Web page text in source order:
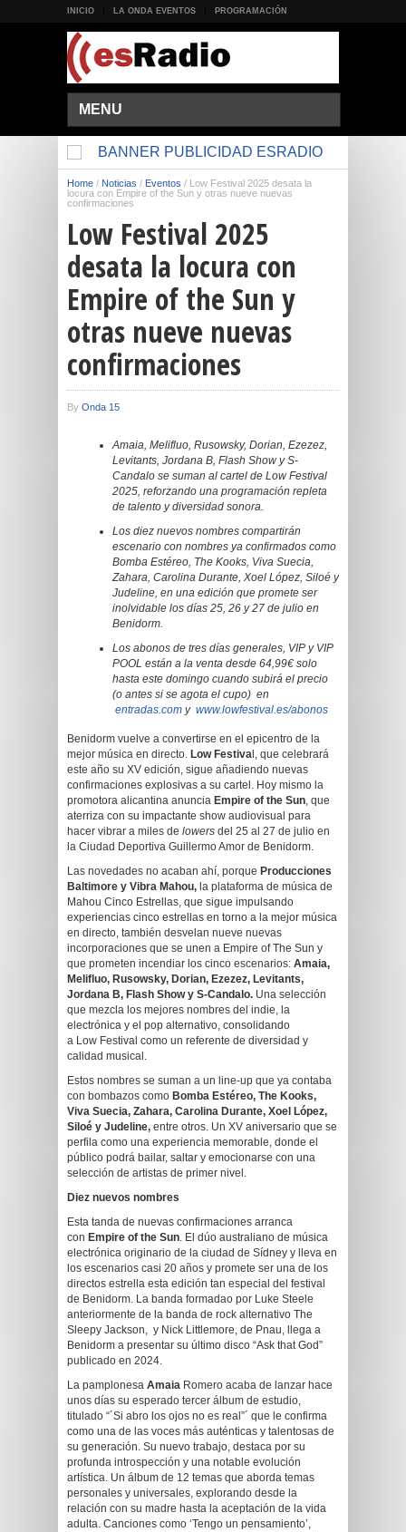
INICIO LA ONDA EVENTOS PROGRAMACIÓN
MENU
Home / Noticias / Eventos / Low Festival 2025 desata la
locura con Empire of the Sun y otras nueve nuevas
confirmaciones
Low Festival 2025
desata la locura con
Empire of the Sun y
otras nueve nuevas
confirmaciones
By Onda 15
Amaia, Melifluo, Rusowsky, Dorian, Ezezez,
Levitants, Jordana B, Flash Show y S-
Candalo se suman al cartel de Low Festival
2025, reforzando una programación repleta
de talento y diversidad sonora.
Los diez nuevos nombres compartirán
escenario con nombres ya confirmados como
Bomba Estéreo, The Kooks, Viva Suecia,
Zahara, Carolina Durante, Xoel López, Siloé y
Judeline, en una edición que promete ser
inolvidable los días 25, 26 y 27 de julio en
Benidorm.
Los abonos de tres días generales, VIP y VIP
POOL están a la venta desde 64,99€ solo
hasta este domingo cuando subirá el precio
(o antes si se agota el cupo) en
entradas.com y www.lowfestival.es/abonos
Benidorm vuelve a convertirse en el epicentro de la
mejor música en directo. Low Festiva l, que celebrará
este año su XV edición, sigue añadiendo nuevas
confirmaciones explosivas a su cartel. Hoy mismo la
promotora alicantina anuncia Empire of the Sun, que
aterriza con su impactante show audiovisual para
hacer vibrar a miles de lowers del 25 al 27 de julio en
la Ciudad Deportiva Guillermo Amor de Benidorm.
Las novedades no acaban ahí, porque Producciones
Baltimore y Vibra Mahou, la plataforma de música de
Mahou Cinco Estrellas, que sigue impulsando
experiencias cinco estrellas en torno a la mejor música
en directo, también desvelan nueve nuevas
incorporaciones que se unen a Empire of The Sun y
que prometen incendiar los cinco escenarios: Amaia,
Melifluo, Rusowsky, Dorian, Ezezez, Levitants,
Jordana B, Flash Show y S-Candalo. Una selección
que mezcla los mejores nombres del indie, la
electrónica y el pop alternativo, consolidando
a Low Festival como un referente de diversidad y
calidad musical.
Estos nombres se suman a un line-up que ya contaba
con bombazos como Bomba Estéreo, The Kooks,
Viva Suecia, Zahara, Carolina Durante, Xoel López,
Siloé y Judeline, entre otros. Un XV aniversario que se
perfila como una experiencia memorable, donde el
público podrá bailar, saltar y emocionarse con una
selección de artistas de primer nivel.
Diez nuevos nombres
Esta tanda de nuevas confirmaciones arranca
con Empire of the Sun. El dúo australiano de música
electrónica originario de la ciudad de Sídney y lleva en
los escenarios casi 20 años y promete ser una de los
directos estrella esta edición tan especial del festival
de Benidorm. La banda formadao por Luke Steele
anteriormente de la banda de rock alternativo The
Sleepy Jackson, ⁣ y Nick Littlemore, de Pnau, llega a
Benidorm a presentar su último disco “Ask that God”
publicado en 2024.
La pamplonesa Amaia Romero acaba de lanzar hace
unos días su esperado tercer álbum de estudio,
titulado “´Si abro los ojos no es real”´ que le confirma
como una de las voces más auténticas y talentosas de
su generación. Su nuevo trabajo, destaca por su
profunda introspección y una notable evolución
artística. Un álbum de 12 temas que aborda temas
personales y universales, explorando desde la
relación con su madre hasta la aceptación de la vida
adulta. Canciones como ‘Tengo un pensamiento’,